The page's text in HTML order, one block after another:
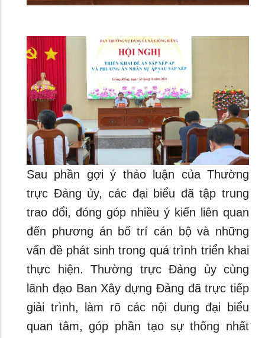
Sau phần gợi ý thảo luận của Thường
trực Đảng ủy, các đại biểu đã tập trung
trao đổi, đóng góp nhiều ý kiến liên quan
đến phương án bố trí cán bộ và những
vấn đề phát sinh trong quá trình triển khai
thực hiện. Thường trực Đảng ủy cùng
lãnh đạo Ban Xây dựng Đảng đã trực tiếp
giải trình, làm rõ các nội dung đại biểu
quan tâm, góp phần tạo sự thống nhất